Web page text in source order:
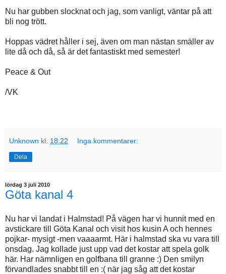
Nu har gubben slocknat och jag, som vanligt, väntar på att
bli nog trött.
Hoppas vädret håller i sej, även om man nästan smäller av
lite då och då, så är det fantastiskt med semester!
Peace & Out
/VK
Unknown kl. 18:22 Inga kommentarer:
Dela
lördag 3 juli 2010
Göta kanal 4
Nu har vi landat i Halmstad! På vägen har vi hunnit med en
avstickare till Göta Kanal och visit hos kusin A och hennes
pojkar- mysigt -men vaaaarmt. Här i halmstad ska vu vara till
onsdag. Jag kollade just upp vad det kostar att spela golk
här. Har nämnligen en golfbana till granne :) Den smilyn
förvandlades snabbt till en :( när jag såg att det kostar